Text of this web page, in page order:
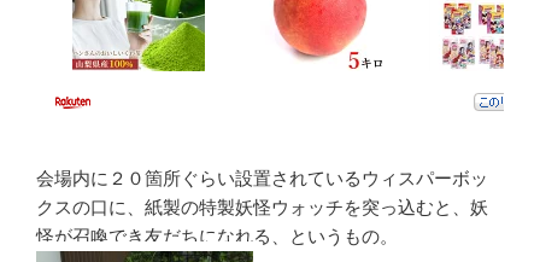
会場内に２０箇所ぐらい設置されているウィスパーボッ
クスの口に、紙製の特製妖怪ウォッチを突っ込むと、妖
怪が召喚でき友だちになれる、というもの。